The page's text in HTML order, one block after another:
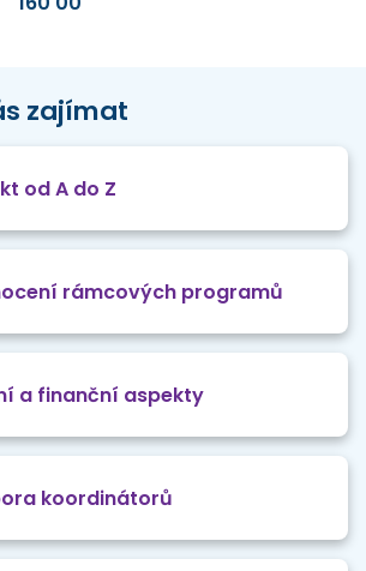
zajímat
od A do Z
rámcových programů
a finanční aspekty
koordinátorů